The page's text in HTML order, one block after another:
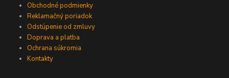
Obchodné podmienky
Reklamačný poriadok
Odstúpenie od zmluvy
Doprava a platba
Ochrana súkromia
Kontakty